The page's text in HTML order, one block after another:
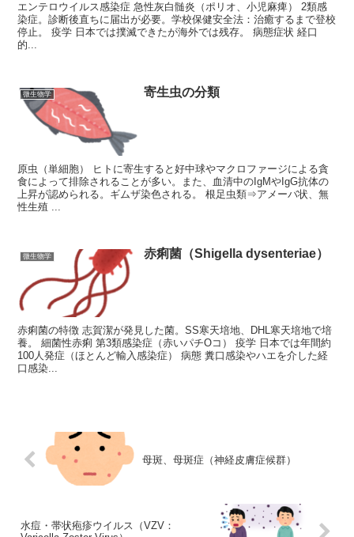
エンテロウイルス感染症 急性灰白髄炎（ポリオ、小児麻痺） 2類感
染症。診断後直ちに届出が必要。学校保健安全法：治癒するまで登校
停止。 疫学 日本では撲滅できたが海外では残存。 病態症状 経口
的...
微生物学 寄生虫の分類
原虫（単細胞） ヒトに寄生すると好中球やマクロファージによる貪
食によって排除されることが多い。また、血清中のIgMやIgG抗体の
上昇が認められる。ギムザ染色される。 根足虫類⇒アメーバ状、無
性生殖 ...
微生物学 赤痢菌（Shigella dysenteriae）
赤痢菌の特徴 志賀潔が発見した菌。SS寒天培地、DHL寒天培地で培
養。 細菌性赤痢 第3類感染症（赤いパチOコ） 疫学 日本では年間約
100人発症（ほとんど輸入感染症） 病態 糞口感染やハエを介した経
口感染...
母斑、母斑症（神経皮膚症候群）
水痘・帯状疱疹ウイルス（VZV：